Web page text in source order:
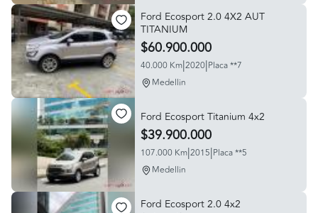
Ford Ecosport 2.0 4X2 AUT
TITANIUM
$60.900.000
40.000 Km|2020|Placa **7
Medellin
Ford Ecosport Titanium 4x2
$39.900.000
107.000 Km|2015|Placa **5
Medellin
Ford Ecosport 2.0 4x2